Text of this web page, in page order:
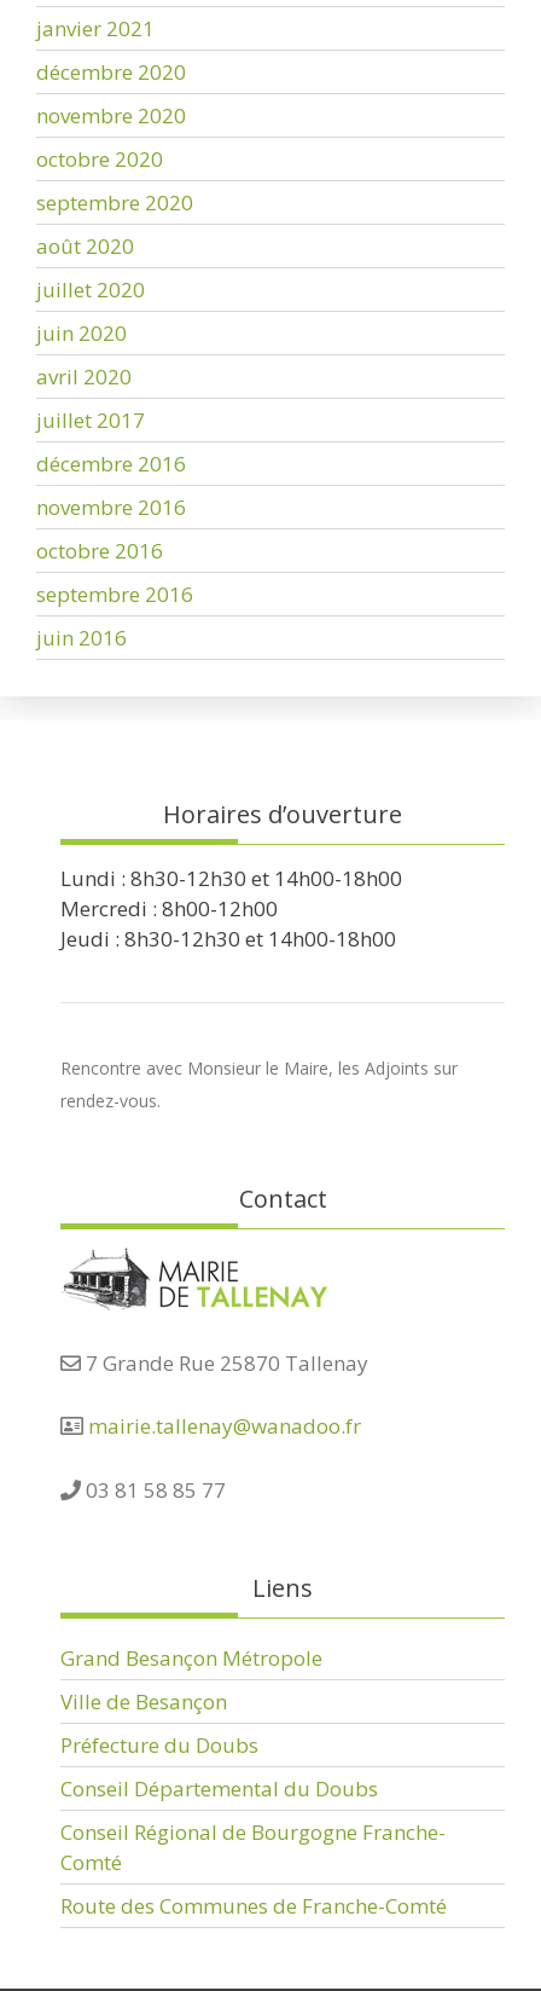
janvier 2021
décembre 2020
novembre 2020
octobre 2020
septembre 2020
août 2020
juillet 2020
juin 2020
avril 2020
juillet 2017
décembre 2016
novembre 2016
octobre 2016
septembre 2016
juin 2016
Horaires d’ouverture
Lundi : 8h30-12h30 et 14h00-18h00
Mercredi : 8h00-12h00
Jeudi : 8h30-12h30 et 14h00-18h00
Rencontre avec Monsieur le Maire, les Adjoints sur
rendez-vous.
Contact
7 Grande Rue 25870 Tallenay
mairie.tallenay@wanadoo.fr
03 81 58 85 77
Liens
Grand Besançon Métropole
Ville de Besançon
Préfecture du Doubs
Conseil Départemental du Doubs
Conseil Régional de Bourgogne Franche-
Comté
Route des Communes de Franche-Comté